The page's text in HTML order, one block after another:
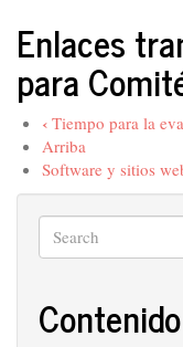
Enlaces
para
‹Tiempo para la
Arriba
Software y sitios
Search
Search